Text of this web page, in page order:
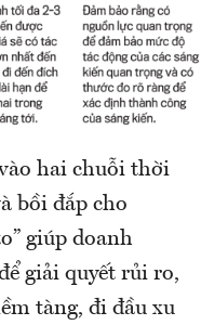
hai chuỗi thời
bồi đắp cho
giúp doanh
giải quyết rủi ro,
tàng, đi đầu xu